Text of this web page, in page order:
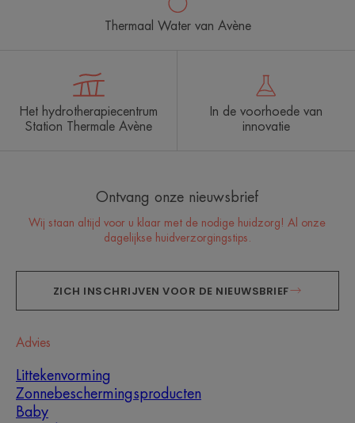
Thermaal Water van Avène
Het hydrotherapiecentrum
Station Thermale Avène
In de voorhoede van
innovatie
Ontvang onze nieuwsbrief
Wij staan altijd voor u klaar met de nodige huidzorg! Al onze
dagelijkse huidverzorgingstips.
ZICH INSCHRIJVEN VOOR DE NIEUWSBRIEF
Advies
Littekenvorming
Zonnebeschermingsproducten
Baby